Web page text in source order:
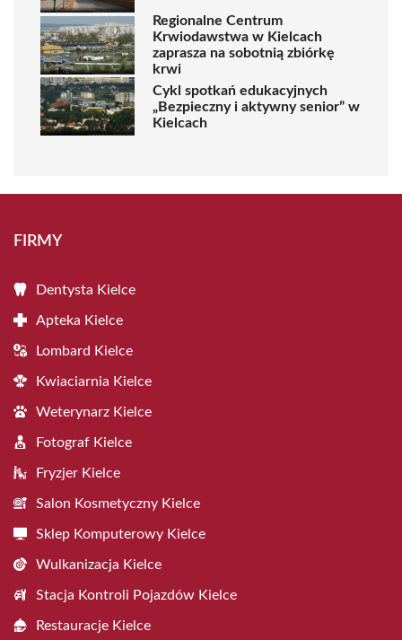
Regionalne Centrum
Krwiodawstwa w Kielcach
zaprasza na sobotnią zbiórkę
krwi
Cykl spotkań edukacyjnych
„Bezpieczny i aktywny senior” w
Kielcach
FIRMY
Dentysta Kielce
Apteka Kielce
Lombard Kielce
Kwiaciarnia Kielce
Weterynarz Kielce
Fotograf Kielce
Fryzjer Kielce
Salon Kosmetyczny Kielce
Sklep Komputerowy Kielce
Wulkanizacja Kielce
Stacja Kontroli Pojazdów Kielce
Restauracje Kielce